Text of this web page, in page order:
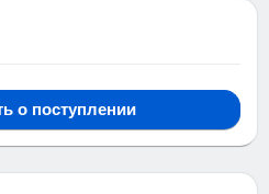
о поступлении